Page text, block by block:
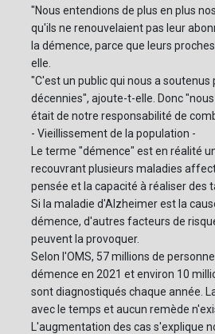
"Nous entendions de plus en plus
qu'ils ne renouvelaient pas leur
la démence, parce que leurs
elle.
"C'est un public qui nous a soutenus
décennies", ajoute-t-elle. Donc
était de notre responsabilité de
- Vieillissement de la population -
Le terme "démence" est en réalité
recouvrant plusieurs maladies
pensée et la capacité à réaliser des
Si la maladie d'Alzheimer est la
démence, d'autres facteurs de
peuvent la provoquer.
Selon l'OMS, 57 millions de
démence en 2021 et environ 10
sont diagnostiqués chaque année.
avec le temps et aucun remède
L'augmentation des cas s'explique